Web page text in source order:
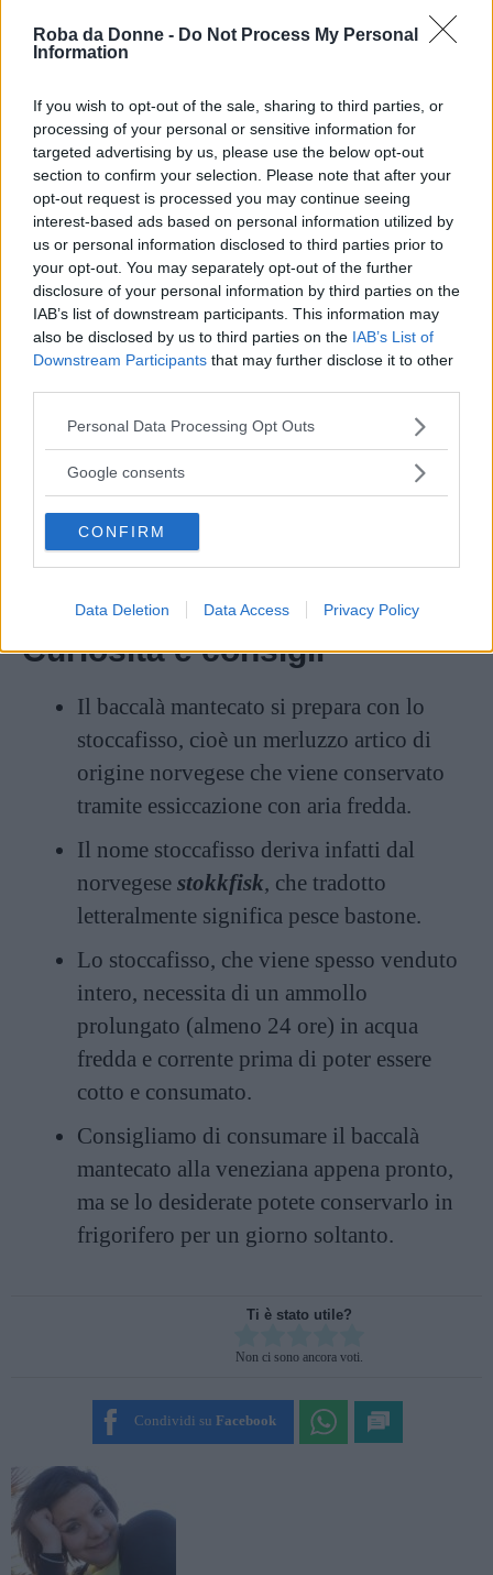
Roba da Donne - Do Not Process My Personal
Information
If you wish to opt-out of the sale, sharing to third parties, or
processing of your personal or sensitive information for
targeted advertising by us, please use the below opt-out
section to confirm your selection. Please note that after your
opt-out request is processed you may continue seeing
interest-based ads based on personal information utilized by
us or personal information disclosed to third parties prior to
your opt-out. You may separately opt-out of the further
disclosure of your personal information by third parties on the
IAB’s list of downstream participants. This information may
also be disclosed by us to third parties on the IAB’s List of
Downstream Participants that may further disclose it to other
Please note that this website/app uses one or more Google
not limited to your visit or usage behaviour. You may click to
use your data for below specified purposes in below Google
consent section.
Personal Data Processing Opt Outs
Google consents
CONFIRM
Data Deletion Data Access Privacy Policy
Curiosità e consigli
Il baccalà mantecato si prepara con lo
stoccafisso, cioè un merluzzo artico di
origine norvegese che viene conservato
tramite essiccazione con aria fredda.
Il nome stoccafisso deriva infatti dal
norvegese stokkfisk, che tradotto
letteralmente significa pesce bastone.
Lo stoccafisso, che viene spesso venduto
intero, necessita di un ammollo
prolungato (almeno 24 ore) in acqua
fredda e corrente prima di poter essere
cotto e consumato.
Consigliamo di consumare il baccalà
mantecato alla veneziana appena pronto,
ma se lo desiderate potete conservarlo in
frigorifero per un giorno soltanto.
Ti è stato utile?
SUBMIT RATING
Non ci sono ancora voti.
Condividi su Facebook